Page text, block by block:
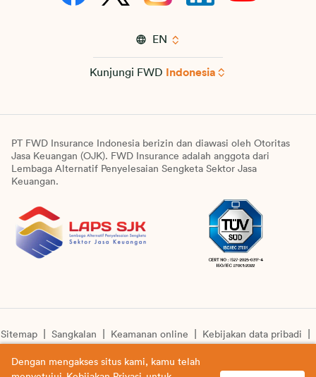
EN
Kunjungi FWD Indonesia
PT FWD Insurance Indonesia berizin dan diawasi oleh Otoritas
Jasa Keuangan (OJK). FWD Insurance adalah anggota dari
Lembaga Alternatif Penyelesaian Sengketa Sektor Jasa
Keuangan.
Sitemap Sangkalan Keamanan online
Kebijakan data pribadi
Dengan mengakses situs kami, kamu telah